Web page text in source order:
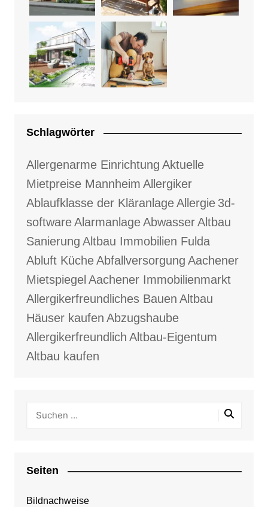
Schlagwörter
Allergenarme Einrichtung Aktuelle
Mietpreise Mannheim Allergiker
Ablaufklasse der KläranlageAllergie 3d-
softwareAlarmanlageAbwasserAltbau
Sanierung Altbau Immobilien Fulda
Abluft KücheAbfallversorgung Aachener
Mietspiegel Aachener Immobilienmarkt
Allergikerfreundliches Bauen Altbau
Häuser kaufen Abzugshaube
Allergikerfreundlich Altbau-Eigentum
Altbau kaufen
Seiten
Bildnachweise